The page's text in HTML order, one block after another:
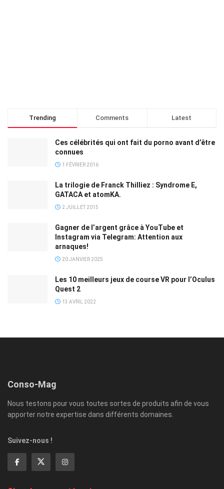
Trending Comments Latest
Ces célébrités qui ont fait du porno avant d’être
connues
1 FÉVRIER 2016
La trilogie de Franck Thilliez : Syndrome E,
GATACA et atomKA.
2 JUILLET 2015
Gagner de l’argent grâce à YouTube et
Instagram via Telegram: Attention aux
arnaques!
20 JANVIER 2025
Les 10 meilleurs jeux de course VR pour l’Oculus
Quest 2
13 AVRIL 2022
Conso-Mag
Nous testons pour vous toutes sortes de produits afin de vous
apporter notre expertise dans différents domaines.
Suivez-nous !